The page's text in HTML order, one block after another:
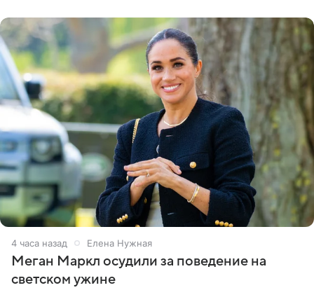
4 часа назад Елена Нужная
Меган Маркл осудили за поведение на
светском ужине